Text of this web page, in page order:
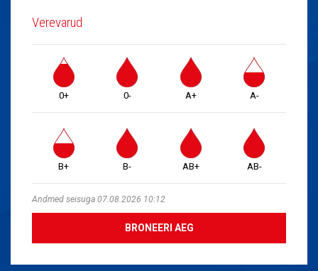
Verevarud
0+ 0- A+ A-
B+ B- AB+ AB-
Andmed seisuga 07.08.2026 10:12
BRONEERI AEG